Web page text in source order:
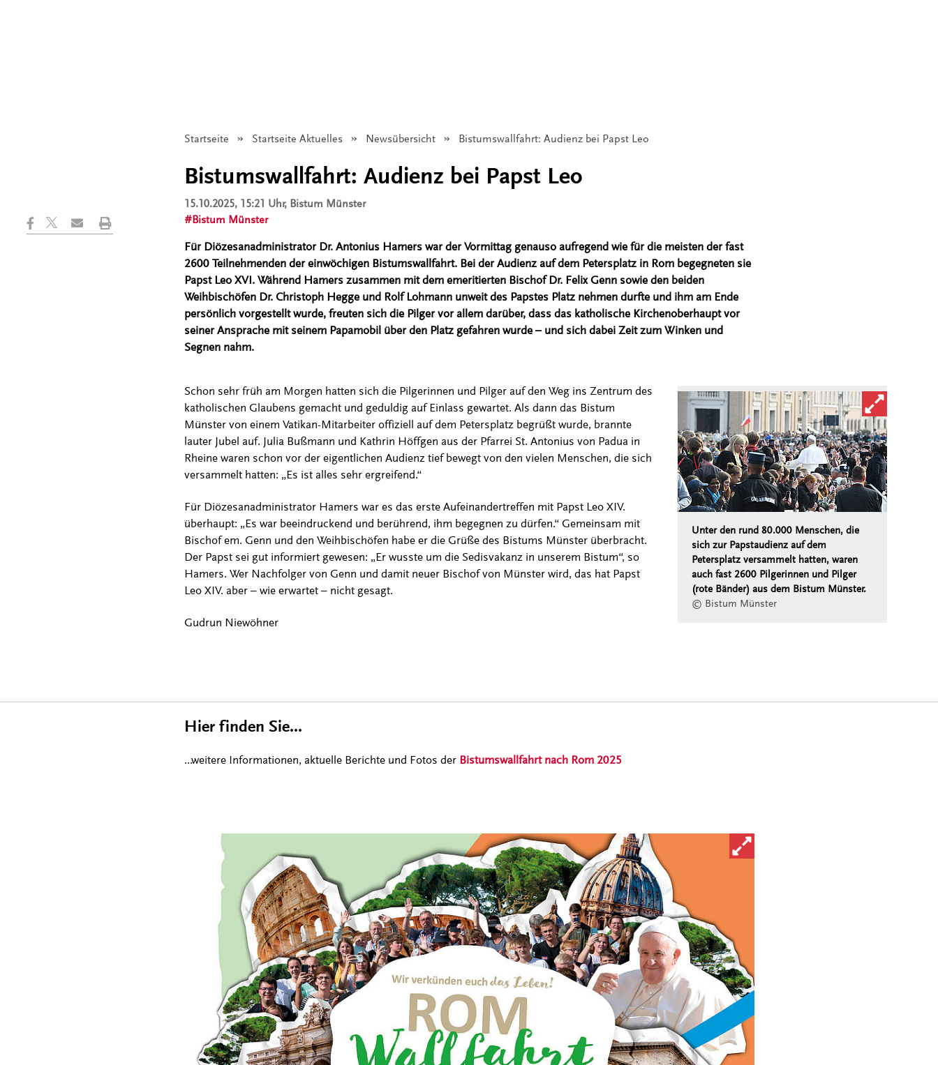
Startseite Startseite Aktuelles Newsübersicht Angezeigt:
Bistumswallfahrt: Audienz bei Papst Leo
Bistumswallfahrt: Audienz bei Papst Leo
15.10.2025, 15:21 Uhr, Bistum Münster
Bistum Münster
Für Diözesanadministrator Dr. Antonius Hamers war der Vormittag genauso aufregend wie für die meisten der fast
2600 Teilnehmenden der einwöchigen Bistumswallfahrt. Bei der Audienz auf dem Petersplatz in Rom begegneten sie
Papst Leo XVI. Während Hamers zusammen mit dem emeritierten Bischof Dr. Felix Genn sowie den beiden
Weihbischöfen Dr. Christoph Hegge und Rolf Lohmann unweit des Papstes Platz nehmen durfte und ihm am Ende
persönlich vorgestellt wurde, freuten sich die Pilger vor allem darüber, dass das katholische Kirchenoberhaupt vor
seiner Ansprache mit seinem Papamobil über den Platz gefahren wurde – und sich dabei Zeit zum Winken und
Segnen nahm.
Bild in
Unter den rund 80.000 Menschen, die
sich zur Papstaudienz auf dem
Petersplatz versammelt hatten, waren
auch fast 2600 Pilgerinnen und Pilger
(rote Bänder) aus dem Bistum Münster.
© Bistum Münster
Schon sehr früh am Morgen hatten sich die Pilgerinnen und Pilger auf den Weg ins Zentrum des
katholischen Glaubens gemacht und geduldig auf Einlass gewartet. Als dann das Bistum
Münster von einem Vatikan-Mitarbeiter offiziell auf dem Petersplatz begrüßt wurde, brannte
lauter Jubel auf. Julia Bußmann und Kathrin Höffgen aus der Pfarrei St. Antonius von Padua in
Rheine waren schon vor der eigentlichen Audienz tief bewegt von den vielen Menschen, die sich
versammelt hatten: „Es ist alles sehr ergreifend.“
Für Diözesanadministrator Hamers war es das erste Aufeinandertreffen mit Papst Leo XIV.
überhaupt: „Es war beeindruckend und berührend, ihm begegnen zu dürfen.“ Gemeinsam mit
Bischof em. Genn und den Weihbischöfen habe er die Grüße des Bistums Münster überbracht.
Der Papst sei gut informiert gewesen: „Er wusste um die Sedisvakanz in unserem Bistum“, so
Hamers. Wer Nachfolger von Genn und damit neuer Bischof von Münster wird, das hat Papst
Leo XIV. aber – wie erwartet – nicht gesagt.
Gudrun Niewöhner
Hier finden Sie...
...weitere Informationen, aktuelle Berichte und Fotos der Bistumswallfahrt nach Rom 2025
Bild in vergrößerter Ansicht